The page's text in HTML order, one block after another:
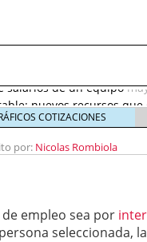
2017
nuevos recursos que
2, 2021
al desarrollo de las
2017
COTIZACIONES
por: Nicolas Rombiola
empleo sea por
seleccionada,